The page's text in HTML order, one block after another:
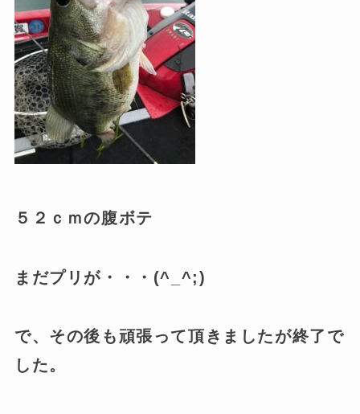
５２ｃｍの腹ボテ
まだプリが・・・(^_^;)
で、その後も頑張って頂きましたが終了で
した。